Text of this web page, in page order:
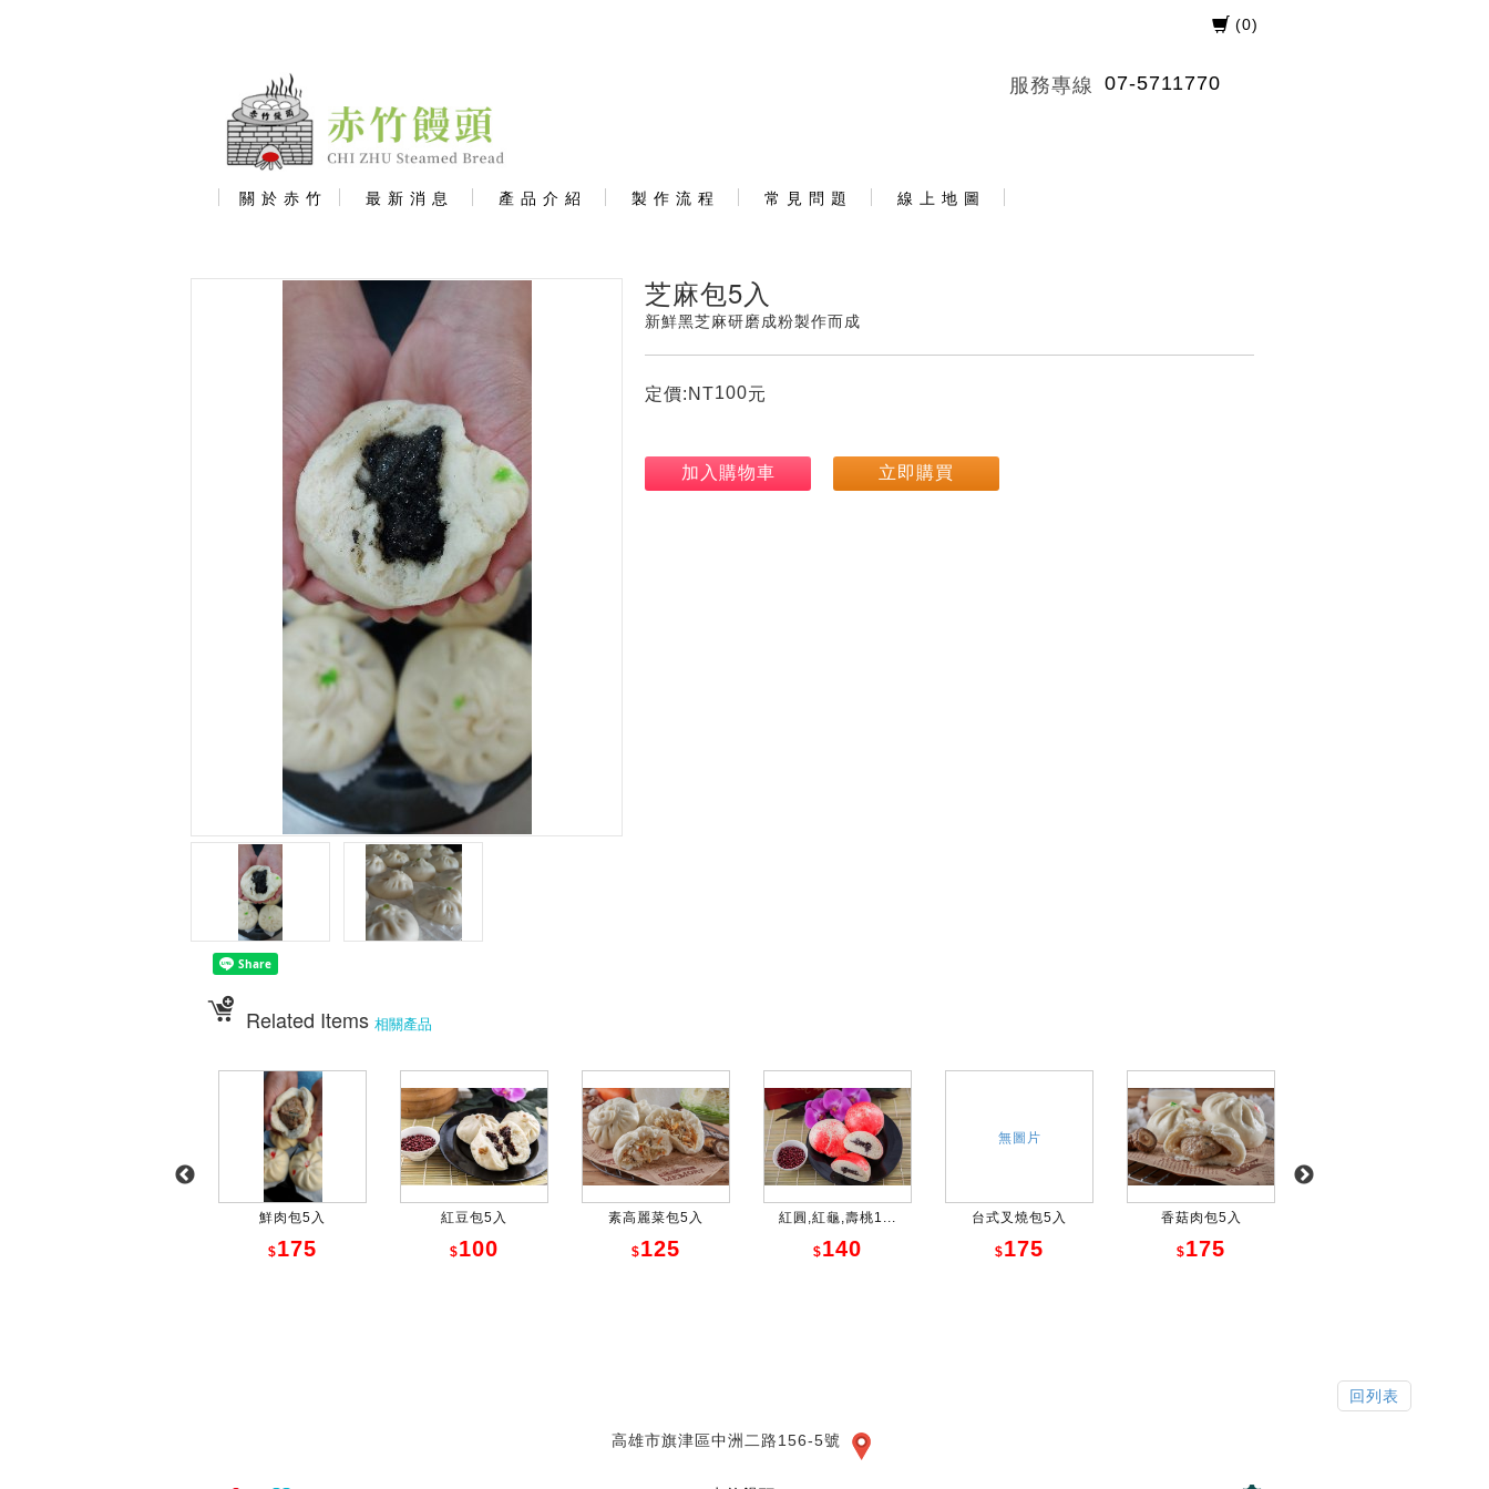
(0)
服務專線 07-5711770
關 於 赤 竹 最 新 消 息 產 品 介 紹 製 作 流 程 常 見 問 題 線 上 地 圖
芝麻包5入
新鮮黑芝麻研磨成粉製作而成
定價:NT100元
加入購物車 立即購買
Related Items 相關產品
鮮肉包5入
$175
紅豆包5入
$100
素高麗菜包5入
$125
紅圓,紅龜,壽桃1...
$140
無圖片
台式叉燒包5入
$175
香菇肉包5入
$175
高雄市旗津區中洲二路156-5號
回列表